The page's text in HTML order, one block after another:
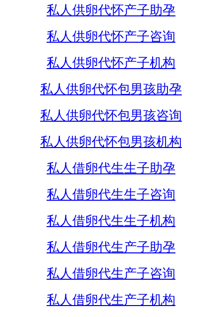
私人供卵代怀产子助孕
私人供卵代怀产子咨询
私人供卵代怀产子机构
私人供卵代怀包男孩助孕
私人供卵代怀包男孩咨询
私人供卵代怀包男孩机构
私人借卵代生生子助孕
私人借卵代生生子咨询
私人借卵代生生子机构
私人借卵代生产子助孕
私人借卵代生产子咨询
私人借卵代生产子机构